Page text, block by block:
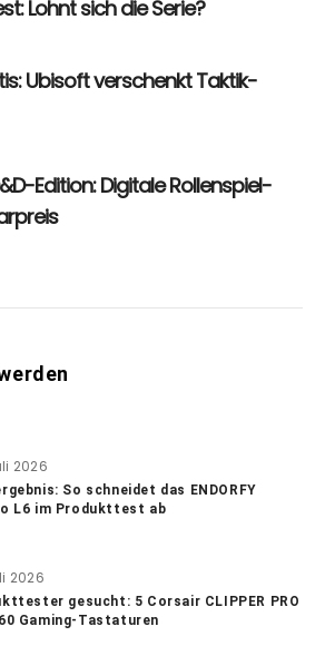
2026
So schneidet das ENDORFY
L6 im Produkttest ab
2026
gesucht: 5 Corsair CLIPPER PRO
Gaming-Tastaturen